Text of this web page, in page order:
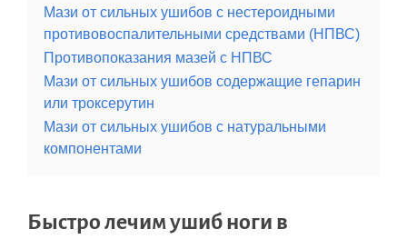
Мази от сильных ушибов с нестероидными
противовоспалительными средствами (НПВС)
Противопоказания мазей с НПВС
Мази от сильных ушибов содержащие гепарин
или троксерутин
Мази от сильных ушибов с натуральными
компонентами
Быстро лечим ушиб ноги в